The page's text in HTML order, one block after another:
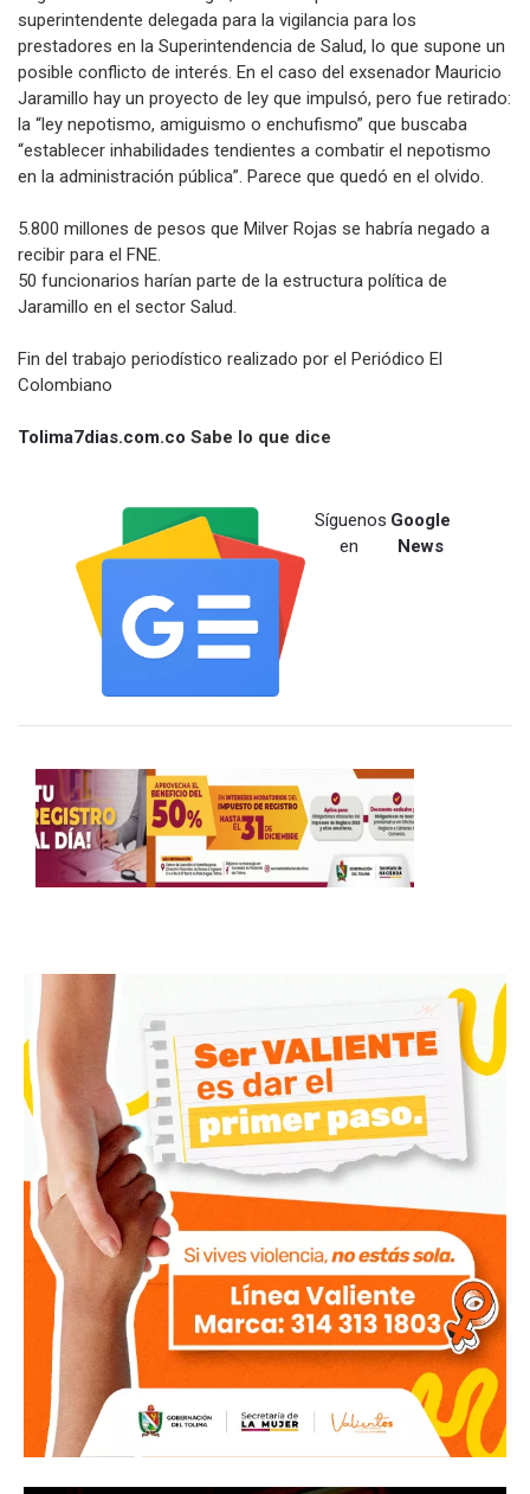
superintendente delegada para la vigilancia para los
prestadores en la Superintendencia de Salud, lo que supone un
posible conflicto de interés. En el caso del exsenador Mauricio
Jaramillo hay un proyecto de ley que impulsó, pero fue retirado:
la “ley nepotismo, amiguismo o enchufismo” que buscaba
“establecer inhabilidades tendientes a combatir el nepotismo
en la administración pública”. Parece que quedó en el olvido.
5.800 millones de pesos que Milver Rojas se habría negado a
recibir para el FNE.
50 funcionarios harían parte de la estructura política de
Jaramillo en el sector Salud.
Fin del trabajo periodístico realizado por el Periódico El
Colombiano
Tolima7dias.com.co Sabe lo que dice
Síguenos
en
Google
News